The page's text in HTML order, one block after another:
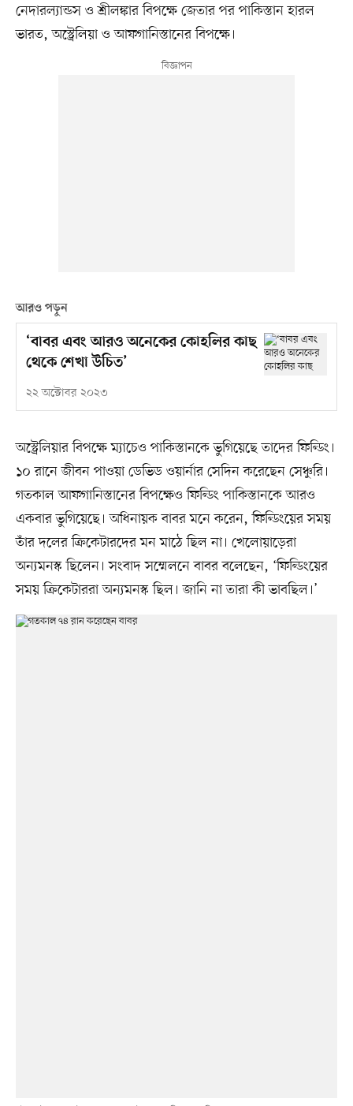
নেদারল্যান্ডস ও শ্রীলঙ্কার বিপক্ষে জেতার পর পাকিস্তান হারল
ভারত, অস্ট্রেলিয়া ও আফগানিস্তানের বিপক্ষে।
আরও পড়ুন
‘বাবর এবং আরও অনেকের কোহলির কাছ
থেকে শেখা উচিত’
২২ অক্টোবর ২০২৩
অস্ট্রেলিয়ার বিপক্ষে ম্যাচেও পাকিস্তানকে ভুগিয়েছে তাদের ফিল্ডিং।
১০ রানে জীবন পাওয়া ডেভিড ওয়ার্নার সেদিন করেছেন সেঞ্চুরি।
গতকাল আফগানিস্তানের বিপক্ষেও ফিল্ডিং পাকিস্তানকে আরও
একবার ভুগিয়েছে। অধিনায়ক বাবর মনে করেন, ফিল্ডিংয়ের সময়
তাঁর দলের ক্রিকেটারদের মন মাঠে ছিল না। খেলোয়াড়েরা
অন্যমনস্ক ছিলেন। সংবাদ সম্মেলনে বাবর বলেছেন, ‘ফিল্ডিংয়ের
সময় ক্রিকেটাররা অন্যমনস্ক ছিল। জানি না তারা কী ভাবছিল।’